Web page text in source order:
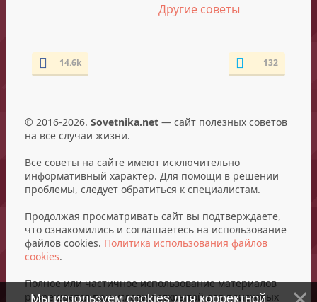
Другие советы
14.6k 132
© 2016-2026. Sovetnika.net— сайт полезных советов
на все случаи жизни.
Все советы на сайте имеют исключительно
информативный характер. Для помощи в решении
проблемы, следует обратиться к специалистам.
Продолжая просматривать сайт вы подтверждаете,
что ознакомились и соглашаетесь на использование
файлов cookies. Политика использования файлов
cookies.
Полное или частичное использование материалов
разрешается при условии открытой для поисковых
Мы используем cookies для корректной